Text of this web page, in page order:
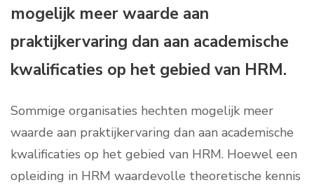
mogelijk meer waarde aan
praktijkervaring dan aan academische
kwalificaties op het gebied van HRM.
Sommige organisaties hechten mogelijk meer
waarde aan praktijkervaring dan aan academische
kwalificaties op het gebied van HRM. Hoewel een
opleiding in HRM waardevolle theoretische kennis